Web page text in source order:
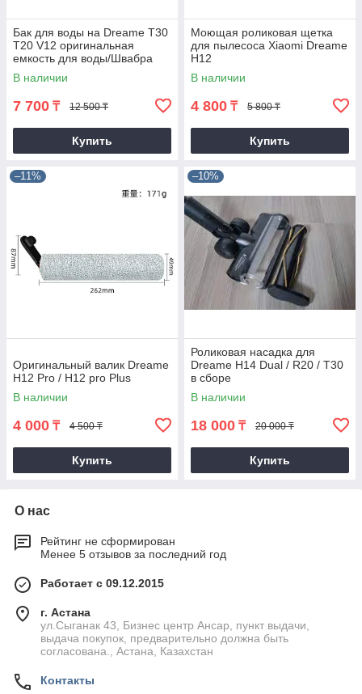
Бак для воды на Dreame T30
T20 V12 оригинальная
емкость для воды/Швабра
В наличии
7 700 ₸ 12 500 ₸
Купить
Моющая роликовая щетка
для пылесоса Xiaomi Dreame
H12
В наличии
4 800 ₸ 5 800 ₸
Купить
–11%
Оригинальный валик Dreame
H12 Pro / H12 pro Plus
В наличии
4 000 ₸ 4 500 ₸
Купить
–10%
Роликовая насадка для
Dreame H14 Dual / R20 / T30
в сборе
В наличии
18 000 ₸ 20 000 ₸
Купить
О нас
Рейтинг не сформирован
Менее 5 отзывов за последний год
Работает с 09.12.2015
г. Астана
ул.Сыганак 43, Бизнес центр Ансар, пункт выдачи,
выдача покупок, предварительно должна быть
согласована., Астана, Казахстан
Контакты